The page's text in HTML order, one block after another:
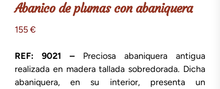
Abanico de plumas con abaniquera
155€
REF: 9021 – Preciosa abaniquera antigua
realizada en madera tallada sobredorada. Dicha
abaniquera, en su interior, presenta un